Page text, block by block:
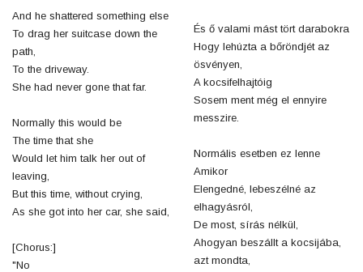
And he shattered something else
To drag her suitcase down the
path,
To the driveway.
She had never gone that far.
Normally this would be
The time that she
Would let him talk her out of
leaving,
But this time, without crying,
As she got into her car, she said,
[Chorus:]
"No
És ő valami mást tört darabokra
Hogy lehúzta a bőröndjét az
ösvényen,
A kocsifelhajtóig
Sosem ment még el ennyire
messzire.
Normális esetben ez lenne
Amikor
Elengedné, lebeszélné az
elhagyásról,
De most, sírás nélkül,
Ahogyan beszállt a kocsijába,
azt mondta,